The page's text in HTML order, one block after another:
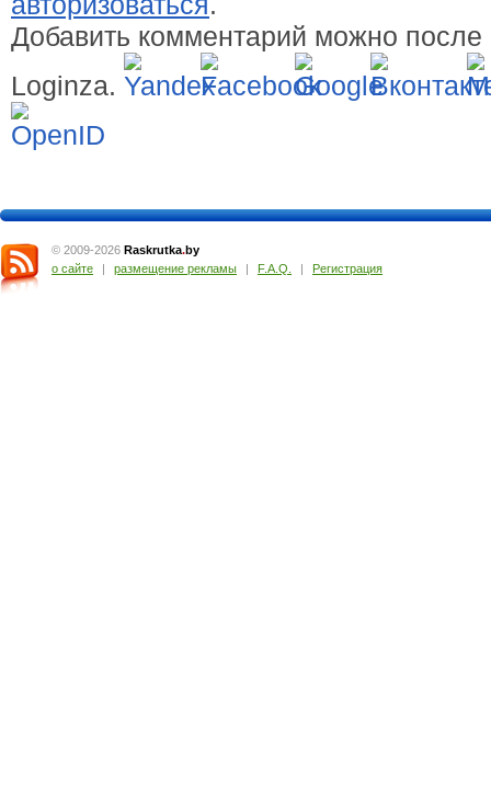
Добавить комментарий можно после
Loginza.
© 2009-2026 Raskrutka.by
о сайте
| размещение рекламы | F.A.Q. | Регистрация